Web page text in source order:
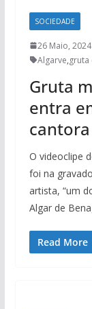
SOCIEDADE
26 Maio, 2024
Algarve,gruta
Gruta
entra
O videoclipe
foi na
artista, “um
Algar de
Read More